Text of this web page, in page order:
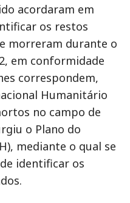
acordaram em
os restos
morreram durante o
em conformidade
correspondem,
Humanitário
no campo de
o Plano do
mediante o qual se
identificar os